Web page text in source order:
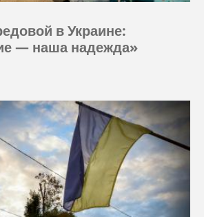
в Украине:
— наша надежда»